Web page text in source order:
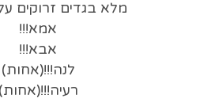
מלא בגדים זרוקים
אמא!!!
אבא!!!
לנה!!!(אחות)
רעיה!!!(אחות)